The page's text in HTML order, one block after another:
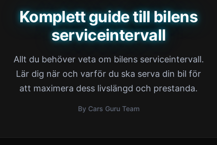
Komplett guide till bilens
serviceintervall
Allt du behöver veta om bilens serviceintervall.
Lär dig när och varför du ska serva din bil för
att maximera dess livslängd och prestanda.
By Cars Guru Team